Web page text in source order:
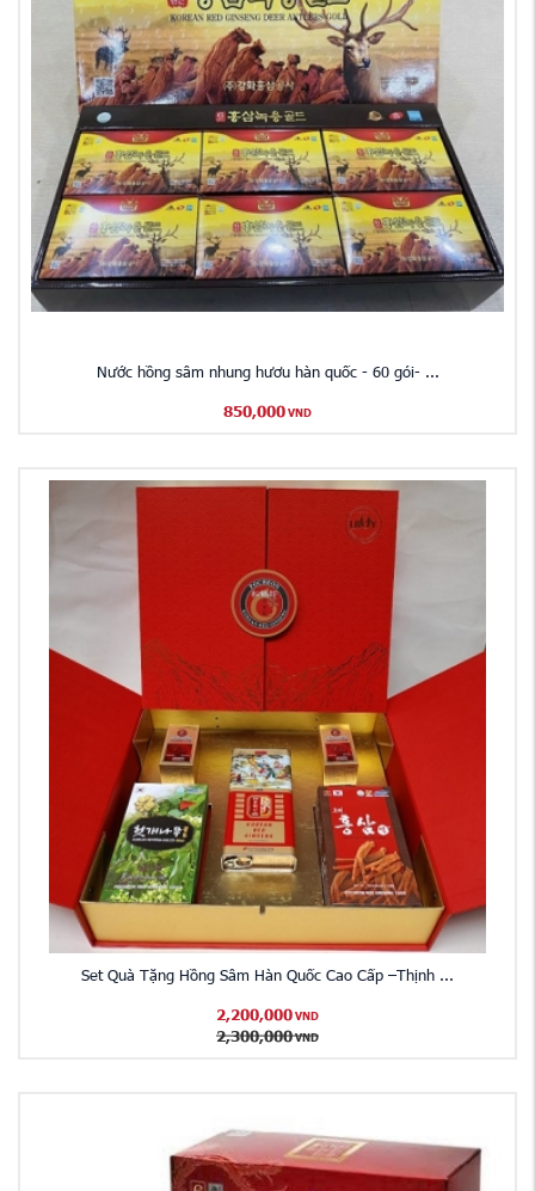
Nước hồng sâm nhung hươu hàn quốc - 60 gói- ...
850,000 VND
Set Quà Tặng Hồng Sâm Hàn Quốc Cao Cấp –Thịnh ...
2,200,000 VND
2,300,000 VND